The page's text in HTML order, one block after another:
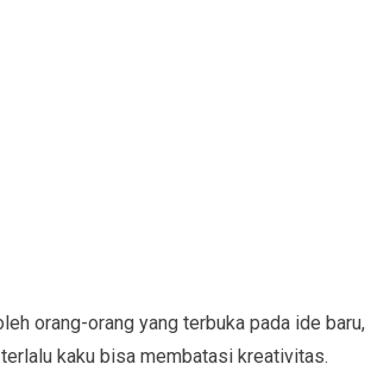
orang-orang yang terbuka pada ide baru,
kaku bisa membatasi kreativitas.